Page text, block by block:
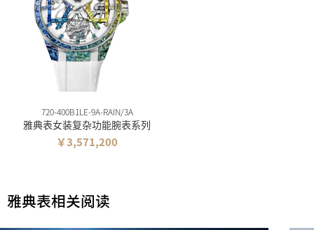
720-400B1LE-9A-RAIN/3A
雅典表女装复杂功能腕表系列
￥3,571,200
雅典表相关阅读